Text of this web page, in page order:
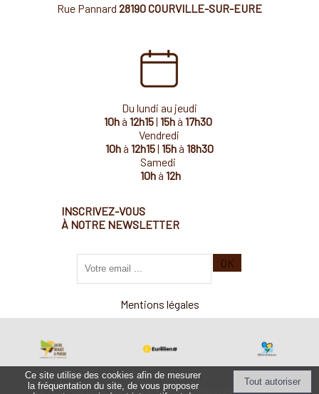
Rue Pannard 28190 COURVILLE-SUR-EURE
Du lundi au jeudi
10hà 12h15| 15hà 17h30
Vendredi
10hà 12h15| 15hà 18h30
Samedi
10hà 12h
INSCRIVEZ-VOUS
À NOTRE NEWSLETTER
votre
OK
Mentions légales
Ce site utilise des cookies afin de mesurer
la fréquentation du site, de vous proposer